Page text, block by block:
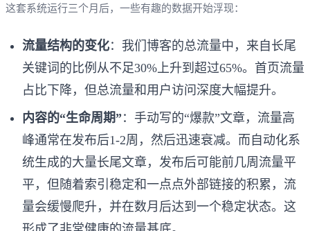
这套系统运行三个月后，一些有趣的数据开始浮现：
流量结构的变化：我们博客的总流量中，来自长尾
关键词的比例从不足30%上升到超过65%。首页流量
占比下降，但总流量和用户访问深度大幅提升。
内容的“生命周期”：手动写的“爆款”文章，流量高
峰通常在发布后1-2周，然后迅速衰减。而自动化系
统生成的大量长尾文章，发布后可能前几周流量平
平，但随着索引稳定和一点点外部链接的积累，流
量会缓慢爬升，并在数月后达到一个稳定状态。这